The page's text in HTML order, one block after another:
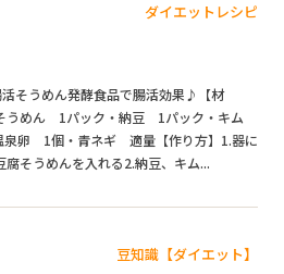
ダイエットレシピ
そうめん発酵食品で腸活効果♪【材
うめん 1パック・納豆 1パック・キム
卵 1個・青ネギ 適量【作り方】1.器に
腐そうめんを入れる2.納豆、キム...
豆知識【ダイエット】